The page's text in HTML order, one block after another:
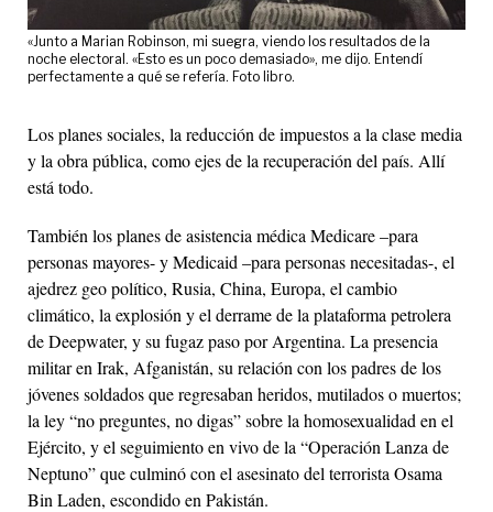
«Junto a Marian Robinson, mi suegra, viendo los resultados de la
noche electoral. «Esto es un poco demasiado», me dijo. Entendí
perfectamente a qué se refería. Foto libro.
Los planes sociales, la reducción de impuestos a la clase media
y la obra pública, como ejes de la recuperación del país. Allí
está todo.
También los planes de asistencia médica Medicare –para
personas mayores- y Medicaid –para personas necesitadas-, el
ajedrez geo político, Rusia, China, Europa, el cambio
climático, la explosión y el derrame de la plataforma petrolera
de Deepwater, y su fugaz paso por Argentina. La presencia
militar en Irak, Afganistán, su relación con los padres de los
jóvenes soldados que regresaban heridos, mutilados o muertos;
la ley “no preguntes, no digas” sobre la homosexualidad en el
Ejército, y el seguimiento en vivo de la “Operación Lanza de
Neptuno” que culminó con el asesinato del terrorista Osama
Bin Laden, escondido en Pakistán.